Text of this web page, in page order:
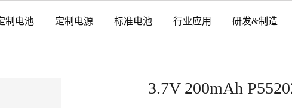
制电池 定制电源 标准电池 行业应用 研发&制造
3.7V 200mAh